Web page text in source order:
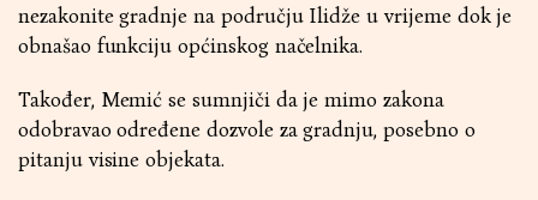
nezakonite gradnje na području Ilidže u vrijeme dok je
obnašao funkciju općinskog načelnika.
Također, Memić se sumnjiči da je mimo zakona
odobravao određene dozvole za gradnju, posebno o
pitanju visine objekata.